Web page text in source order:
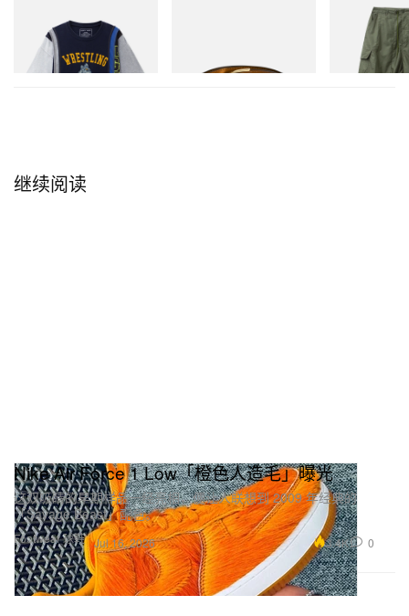
7 Cut Wide T-Shirt - College
立刻购入
Needles
H.D. Pant -
立刻购入
继续阅读
Footwear 球鞋
Nike Air Force 1 Low「橙色人造毛」曝光
这双吸睛的早期样品一经亮相，便让人联想到 2009 年经典的
「Savage Beast」配色。
Jul 16, 2026 3.4K 0